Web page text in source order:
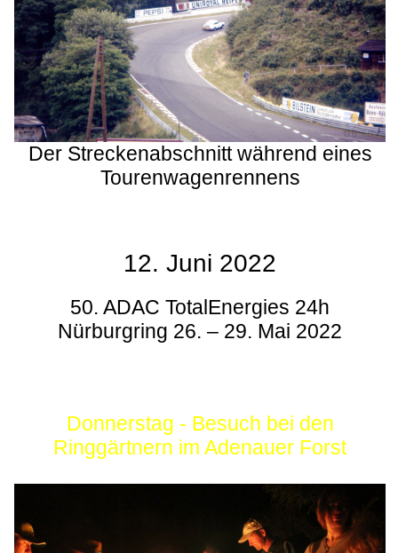
Der Streckenabschnitt während eines
Tourenwagenrennens
12. Juni 2022
50. ADAC TotalEnergies 24h
Nürburgring 26. – 29. Mai 2022
Donnerstag - Besuch bei den
Ringgärtnern im Adenauer Forst